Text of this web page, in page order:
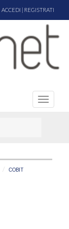
ACCEDI | REGISTRATI
COBIT